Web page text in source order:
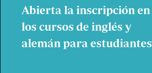
Abierta la inscripción en
los cursos de inglés y
alemán para estudiantes